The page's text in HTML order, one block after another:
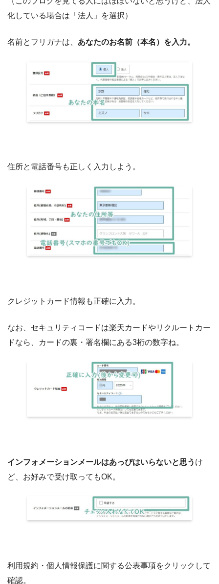
化している場合は「法人」を選択）
名前とフリガナは、 あなたのお名前（本名）を入力。
住所と電話番号も正しく入力しよう。
クレジットカード情報も正確に入力。
なお、セキュリティコードは楽天カードやリクルートカー
ドなら、カードの裏・署名欄にある3桁の数字ね。
インフォメーションメールはあっぴはいらないと思う け
ど、お好みで受け取ってもOK。
利用規約・個人情報保護に関する公表事項をクリックして
確認。